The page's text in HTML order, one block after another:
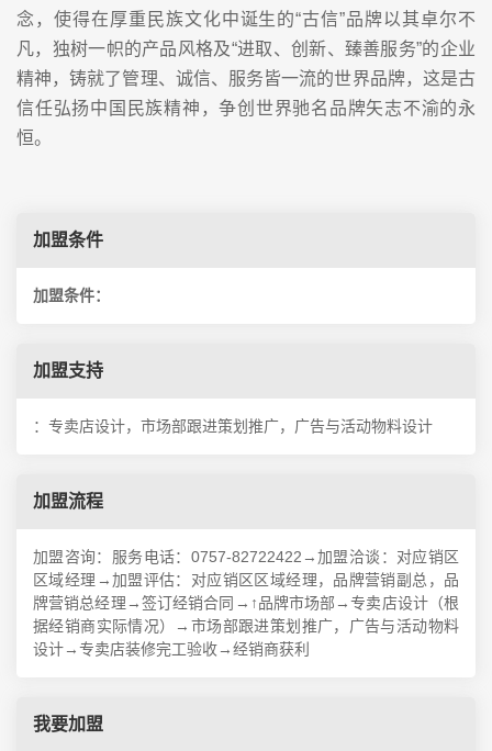
念，使得在厚重民族文化中诞生的“古信”品牌以其卓尔不
凡，独树一帜的产品风格及“进取、创新、臻善服务”的企业
精神，铸就了管理、诚信、服务皆一流的世界品牌，这是古
信任弘扬中国民族精神，争创世界驰名品牌矢志不渝的永
恒。
加盟条件
加盟条件：
加盟支持
：专卖店设计，市场部跟进策划推广，广告与活动物料设计
加盟流程
加盟咨询：服务电话：0757-82722422→加盟洽谈：对应销区
区域经理→加盟评估：对应销区区域经理，品牌营销副总，品
牌营销总经理→签订经销合同→↑品牌市场部→专卖店设计（根
据经销商实际情况）→市场部跟进策划推广，广告与活动物料
设计→专卖店装修完工验收→经销商获利
我要加盟